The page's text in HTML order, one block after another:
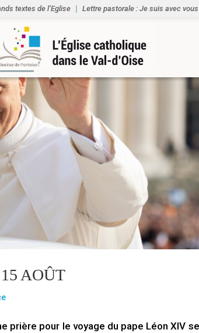
textes de l’Eglise Lettre pastorale : Je suis avec vous
AOÛT
prière pour le voyage du pape Léon XIV